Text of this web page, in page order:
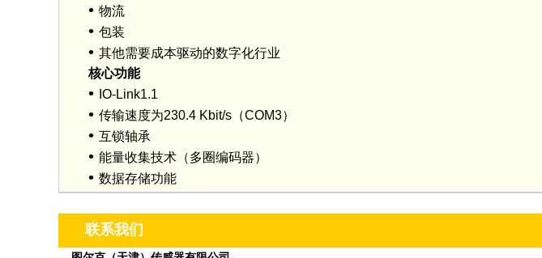
• 物流
• 包装
• 其他需要成本驱动的数字化行业
核心功能
• IO-Link1.1
• 传输速度为230.4 Kbit/s（COM3）
• 互锁轴承
• 能量收集技术（多圈编码器）
• 数据存储功能
联系我们